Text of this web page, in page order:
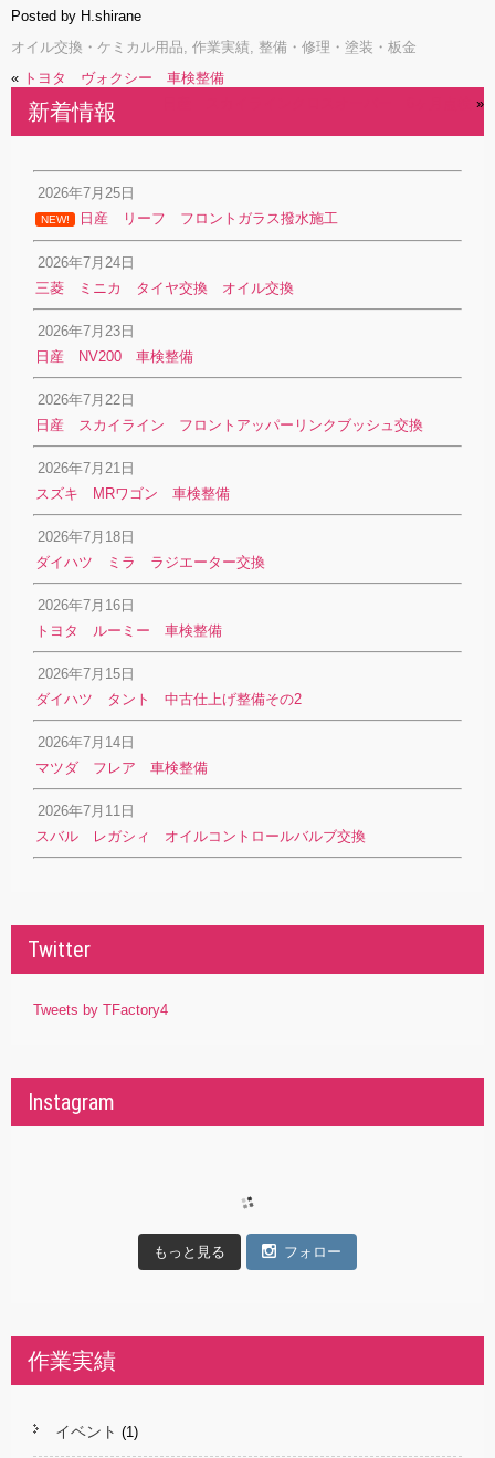
Posted by H.shirane
オイル交換・ケミカル用品, 作業実績, 整備・修理・塗装・板金
« トヨタ ヴォクシー 車検整備
»
新着情報
2026年7月25日
NEW! 日産 リーフ フロントガラス撥水施工
2026年7月24日
三菱 ミニカ タイヤ交換 オイル交換
2026年7月23日
日産 NV200 車検整備
2026年7月22日
日産 スカイライン フロントアッパーリンクブッシュ交換
2026年7月21日
スズキ MRワゴン 車検整備
2026年7月18日
ダイハツ ミラ ラジエーター交換
2026年7月16日
トヨタ ルーミー 車検整備
2026年7月15日
ダイハツ タント 中古仕上げ整備その2
2026年7月14日
マツダ フレア 車検整備
2026年7月11日
スバル レガシィ オイルコントロールバルブ交換
Twitter
Tweets by TFactory4
Instagram
もっと見る フォロー
作業実績
イベント (1)